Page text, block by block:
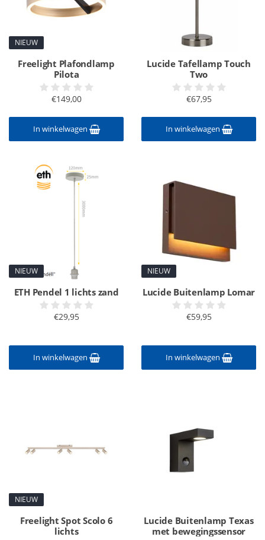
NIEUW
Freelight Plafondlamp
Pilota
€149,00
In winkelwagen
Lucide Tafellamp Touch
Two
€67,95
In winkelwagen
NIEUW
ETH Pendel 1 lichts zand
€29,95
In winkelwagen
NIEUW
Lucide Buitenlamp Lomar
€59,95
In winkelwagen
NIEUW
Freelight Spot Scolo 6
lichts
Lucide Buitenlamp Texas
met bewegingssensor